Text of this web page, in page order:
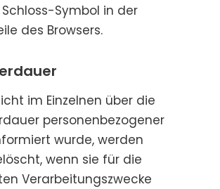
Symbol in der
des Browsers.
im Einzelnen über die
personenbezogener
wurde, werden
wenn sie für die
Verarbeitungszwecke